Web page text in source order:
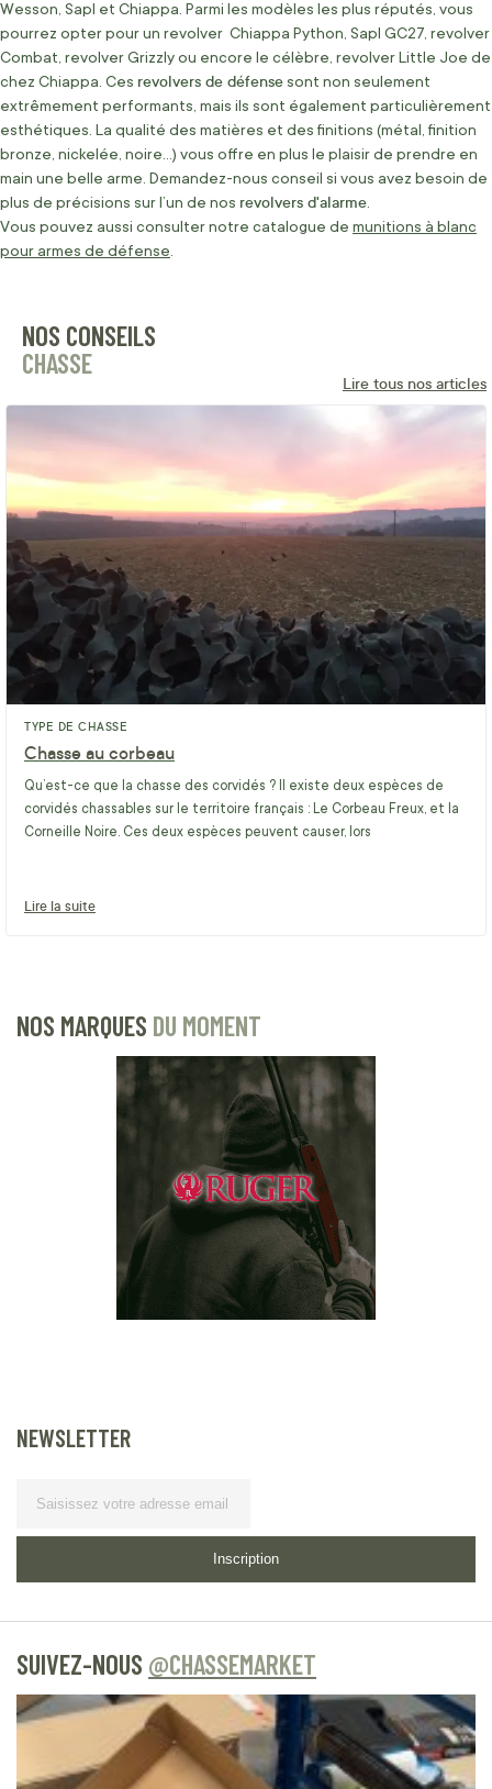
Wesson, Sapl et Chiappa. Parmi les modèles les plus réputés, vous
pourrez opter pour un revolver Chiappa Python, Sapl GC27, revolver
Combat, revolver Grizzly ou encore le célèbre, revolver Little Joe de
chez Chiappa. Ces revolvers de défense sont non seulement
extrêmement performants, mais ils sont également particulièrement
esthétiques. La qualité des matières et des finitions (métal, finition
bronze, nickelée, noire…) vous offre en plus le plaisir de prendre en
main une belle arme. Demandez-nous conseil si vous avez besoin de
plus de précisions sur l’un de nos revolvers d'alarme
Vous pouvez aussi consulter notre catalogue de munitions à blanc
pour armes de défense
NOS CONSEILS
CHASSE
Lire tous nos articles
TYPE DE CHASSE
Chasse au corbeau
Qu’est-ce que la chasse des corvidés ? Il existe deux espèces de
corvidés chassables sur le territoire français : Le Corbeau Freux, et la
Corneille Noire. Ces deux espèces peuvent causer, lors
Lire la suite
NOS MARQUES DU MOMENT
NEWSLETTER
Inscription
SUIVEZ-NOUS @CHASSEMARKET